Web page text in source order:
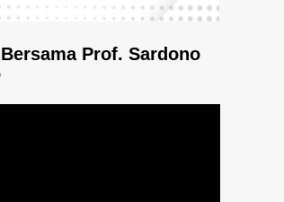
Prof. Sardono